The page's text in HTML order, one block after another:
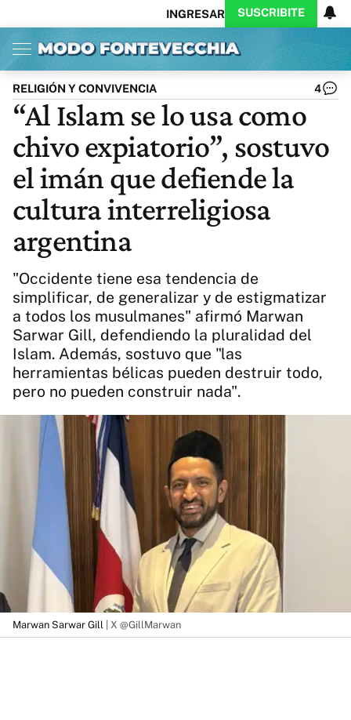
INGRESAR SUSCRIBITE
Inicio Ahora
Opinión
Política
Ciencia
Protagonistas
Cultura
Arte
Educación
Internacional
Clima
CARAS
Exitoina
Turismo
Videos
Córdoba
Reperfilar
Business
Noticias
Caras
Diario del Juicio
Actualidad
RELIGIÓN Y CONVIVENCIA 4
“Al Islam se lo usa como
chivo expiatorio”, sostuvo
el imán que defiende la
cultura interreligiosa
argentina
"Occidente tiene esa tendencia de
simplificar, de generalizar y de estigmatizar
a todos los musulmanes" afirmó Marwan
Sarwar Gill, defendiendo la pluralidad del
Islam. Además, sostuvo que "las
herramientas bélicas pueden destruir todo,
pero no pueden construir nada".
Marwan Sarwar Gill | X @GillMarwan